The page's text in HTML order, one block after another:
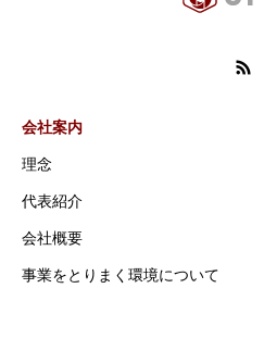
会社案内
理念
代表紹介
会社概要
事業をとりまく環境について